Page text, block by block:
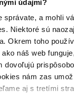
údajmi?
správate, a mohli
Niektoré sú
Okrem toho
náš web
dovoľujú
nám zas
aj s tretími